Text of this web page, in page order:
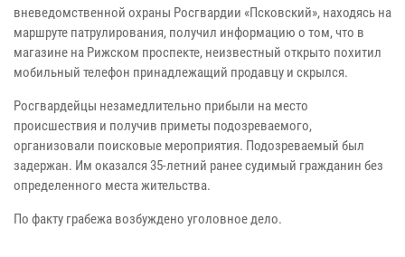
вневедомственной охраны Росгвардии «Псковский», находясь на
маршруте патрулирования, получил информацию о том, что в
магазине на Рижском проспекте, неизвестный открыто похитил
мобильный телефон принадлежащий продавцу и скрылся.
Росгвардейцы незамедлительно прибыли на место
происшествия и получив приметы подозреваемого,
организовали поисковые мероприятия. Подозреваемый был
задержан. Им оказался 35-летний ранее судимый гражданин без
определенного места жительства.
По факту грабежа возбуждено уголовное дело.